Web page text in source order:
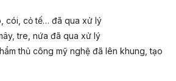
cói, cỏ tế… đã qua xử lý
tre, nứa đã qua xử lý
thủ công mỹ nghệ đã lên khung, tạo